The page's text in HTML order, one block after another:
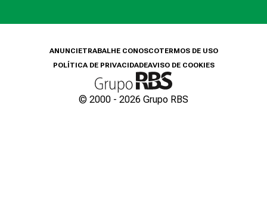
ANUNCIETRABALHE CONOSCOTERMOS DE USO
POLÍTICA DE PRIVACIDADEAVISO DE COOKIES
© 2000 - 2026 Grupo RBS